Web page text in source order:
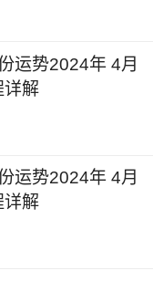
考，会让自己的
的能量对于
改变，在未来几
谨慎，同时也不
金不要有过于执
运势2024年 4月
详解
运势2024年 4月
详解